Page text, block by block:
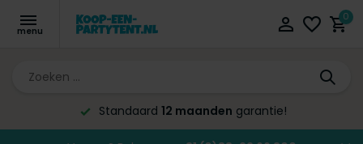
0
Standaard 12 maanden garantie!